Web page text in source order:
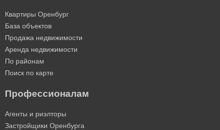
Квартиры Оренбург
База объектов
Продажа недвижимости
Аренда недвижимости
По районам
Поиск по карте
Профессионалам
Агенты и риэлторы
Застройщики Оренбурга